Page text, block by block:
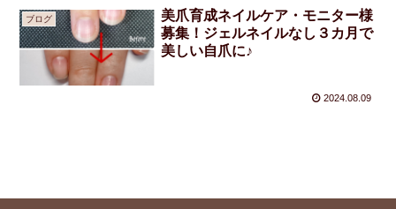
ブログ
美爪育成ネイルケア・モニター様
募集！ジェルネイルなし３カ月で
美しい自爪に♪
2024.08.09